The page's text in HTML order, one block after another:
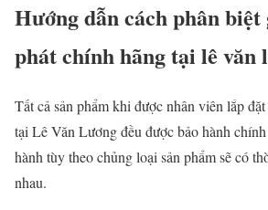
Hướng dẫn cách phân biệt
phát chính hãng tại lê văn l
Tất cả sản phẩm khi được nhân viên lắp
tại Lê Văn Lương đều được bảo hành
hành tùy theo chủng loại sản phẩm sẽ có
nhau.